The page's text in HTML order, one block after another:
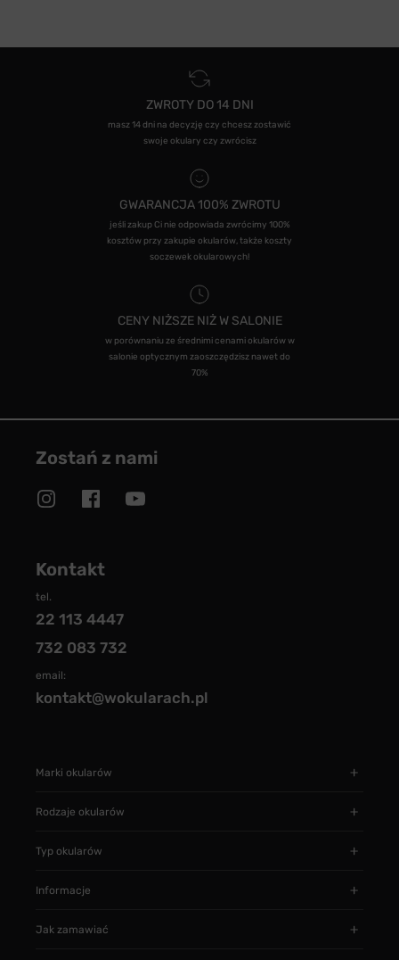
ZWROTY DO 14 DNI
masz 14 dni na decyzję czy chcesz zostawić
swoje okulary czy zwrócisz
GWARANCJA 100% ZWROTU
jeśli zakup Ci nie odpowiada zwrócimy 100%
kosztów przy zakupie okularów, także koszty
soczewek okularowych!
CENY NIŻSZE NIŻ W SALONIE
w porównaniu ze średnimi cenami okularów w
salonie optycznym zaoszczędzisz nawet do
70%
Zostań z nami
Kontakt
tel.
22 113 4447
732 083 732
email:
kontakt@wokularach.pl
Marki okularów
Rodzaje okularów
Typ okularów
Informacje
Jak zamawiać